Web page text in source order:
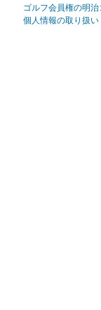
ゴルフ会員権の明
個人情報の取り扱い